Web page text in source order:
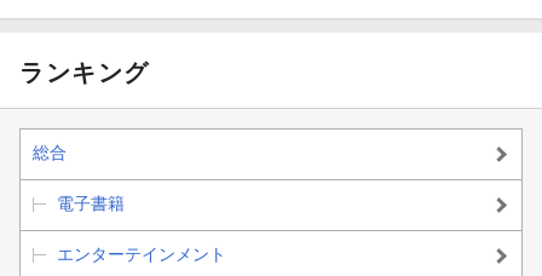
ランキング
総合
電子書籍
エンターテインメント